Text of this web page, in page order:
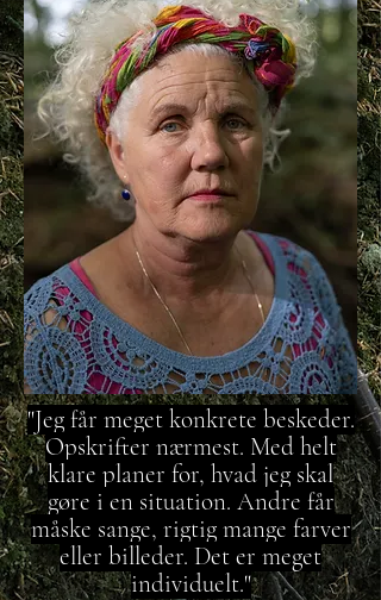
"Jeg får meget konkrete beskeder.
Opskrifter nærmest. Med helt
klare planer for, hvad jeg skal
gøre i en situation. Andre får
måske sange, rigtig mange farver
eller billeder. Det er meget
individuelt."